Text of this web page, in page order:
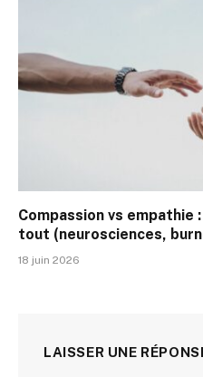
Compassion vs
tout (neurosciences,
18 juin 2026
LAISSER UNE